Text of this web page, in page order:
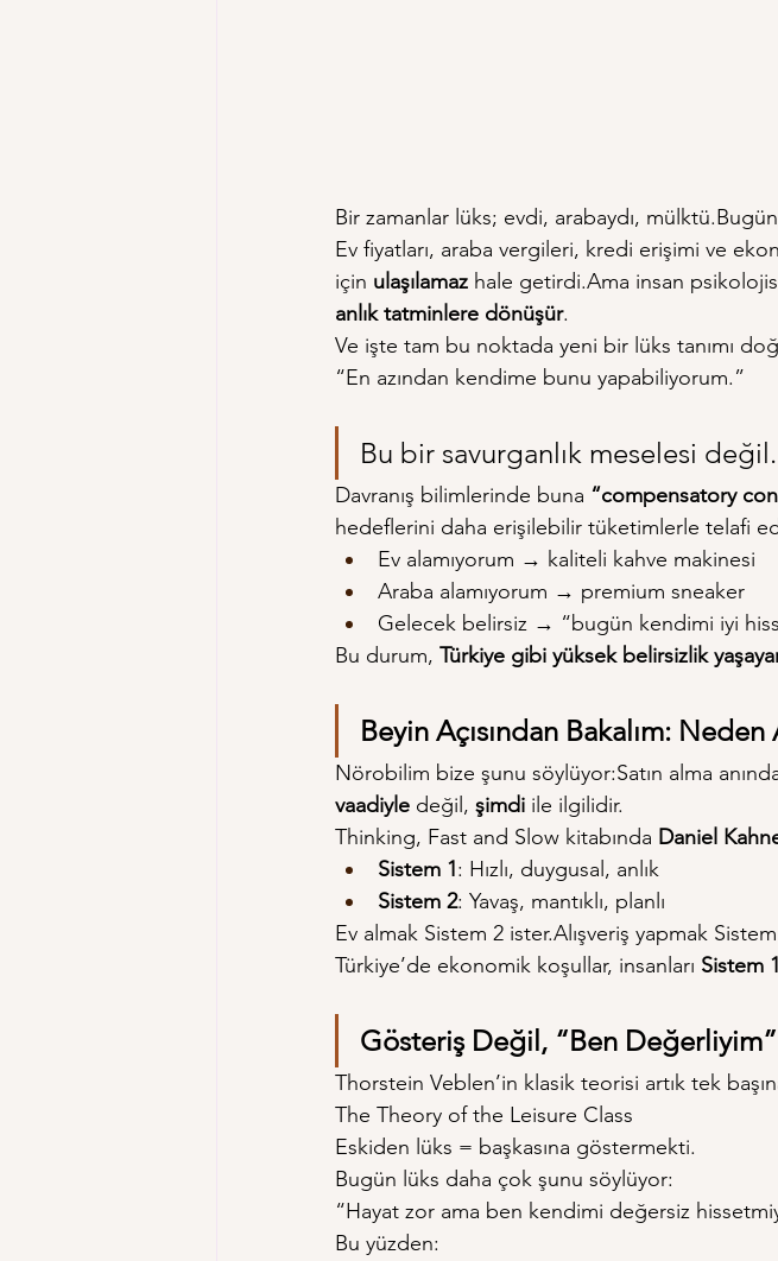
Bir zamanlar lüks; evdi, arabaydı,
Ev fiyatları, araba vergileri, kredi erişimi ve
için ulaşılamaz hale getirdi.Ama insan
anlık tatminlere dönüşür.
Ve işte tam bu noktada yeni bir lüks tanımı
“En azından kendime bunu yapabiliyorum.”
Bu bir savurganlık meselesi
Davranış bilimlerinde buna “compensatory
hedeflerini daha erişilebilir tüketimlerle telafi
Ev alamıyorum → kaliteli kahve makinesi
Araba alamıyorum → premium sneaker
Gelecek belirsiz → “bugün kendimi iyi
Bu durum, Türkiye gibi yüksek belirsizlik
Beyin Açısından Bakalım: Neden
Nörobilim bize şunu söylüyor:Satın alma
vaadiyle değil, şimdi ile ilgilidir.
Thinking, Fast and Slow kitabında Daniel
Sistem 1: Hızlı, duygusal, anlık
Sistem 2: Yavaş, mantıklı, planlı
Ev almak Sistem 2 ister.Alışveriş yapmak
Türkiye’de ekonomik koşullar, insanları Sistem
Gösteriş Değil, “Ben Değerliyim”
Thorstein Veblen’in klasik teorisi artık tek
The Theory of the Leisure Class
Eskiden lüks = başkasına göstermekti.
Bugün lüks daha çok şunu söylüyor:
“Hayat zor ama ben kendimi değersiz
Bu yüzden: